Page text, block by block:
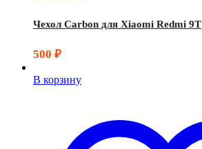
Чехол Carbon для Xiaomi Redmi 9T
500 ₽
В корзину